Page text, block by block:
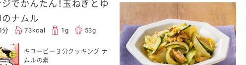
ジでかんたん！玉ねぎとゆ
ナムル
分 73kcal 1g 53g
キユーピー３分クッキング ナ
ムルの素